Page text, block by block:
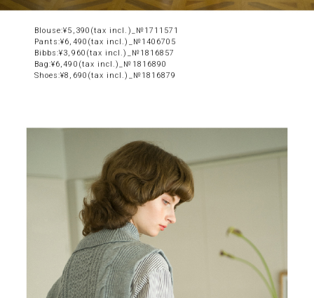
Blouse:¥5,390(tax incl.)_№1711571
Pants:¥6,490(tax incl.)_№1406705
Bibbs:¥3,960(tax incl.)_№1816857
Bag:¥6,490(tax incl.)_№1816890
Shoes:¥8,690(tax incl.)_№1816879